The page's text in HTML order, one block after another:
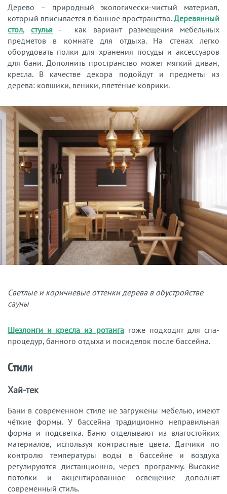
Дерево – природный экологически-чистый материал,
который вписывается в банное пространство.Деревянный
стол, стулья - как вариант размещения мебельных
предметов в комнате для отдыха. На стенах легко
оборудовать полки для хранения посуды и аксессуаров
для бани. Дополнить пространство может мягкий диван,
кресла. В качестве декора подойдут и предметы из
дерева: ковшики, веники, плетёные коврики.
Светлые и коричневые оттенки дерева в обустройстве
сауны
Шезлонги и кресла из ротанга тоже подходят для спа-
процедур, банного отдыха и посиделок после бассейна.
Стили
Хай-тек
Бани в современном стиле не загружены мебелью, имеют
чёткие формы. У бассейна традиционно неправильная
форма и подсветка. Баню отделывают из влагостойких
материалов, используя контрастные цвета. Датчики по
контролю температуры воды в бассейне и воздуха
регулируются дистанционно, через программу. Высокие
потолки и акцентированное освещение дополнят
современный стиль.